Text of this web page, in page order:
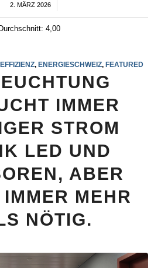
2. MÄRZ 2026
/
4,00
, ENERGIESCHWEIZ, FEATURED
IMMER
STROM
LED UND
ABER
MEHR
NÖTIG.